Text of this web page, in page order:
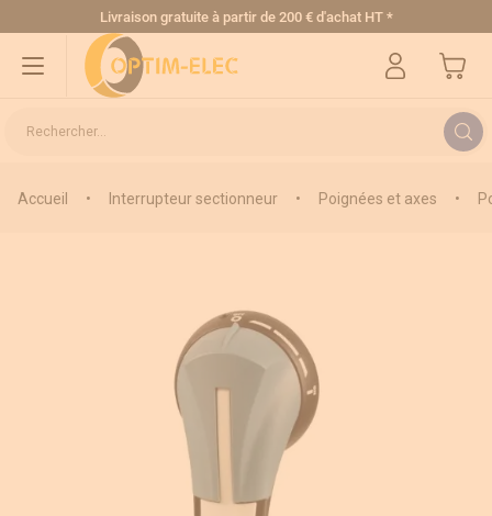
Allez au contenuLivraison gratuite à partir de 200 € d'achat HT *
Mon
Rechercher...
Accueil • Interrupteur sectionneur • Poignées et axes •